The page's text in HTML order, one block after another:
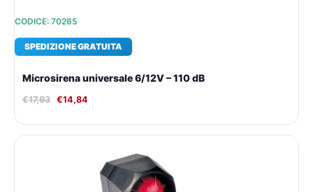
CODICE: 70265
SPEDIZIONE GRATUITA
Microsirena universale 6/12V – 110 dB
€17,93 €14,84
attuale
€20,56.